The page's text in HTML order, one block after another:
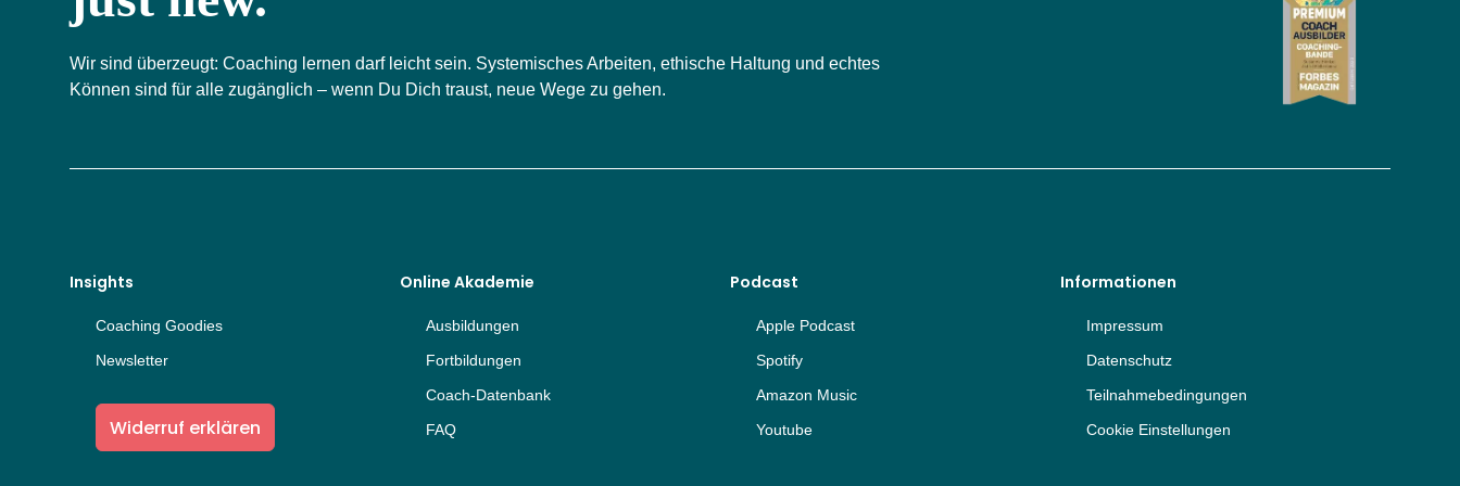
Wir sind überzeugt: Coaching lernen darf leicht sein. Systemisches Arbeiten, ethische Haltung und echtes
Können sind für alle zugänglich – wenn Du Dich traust, neue Wege zu gehen.
Insights
Coaching Goodies
Newsletter
Widerruf erklären
Online Akademie
Ausbildungen
Fortbildungen
Coach-Datenbank
FAQ
Podcast
Apple Podcast
Spotify
Amazon Music
Youtube
Informationen
Impressum
Datenschutz
Teilnahmebedingungen
Cookie Einstellungen